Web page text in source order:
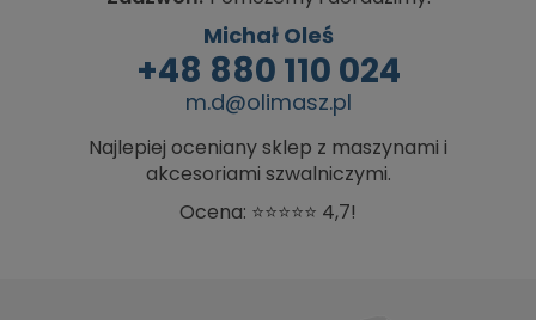
Michał Oleś
+48 880 110 024
m.d@olimasz.pl
Najlepiej oceniany sklep z maszynami i
akcesoriami szwalniczymi.
Ocena: ⭐⭐⭐⭐⭐ 4,7!